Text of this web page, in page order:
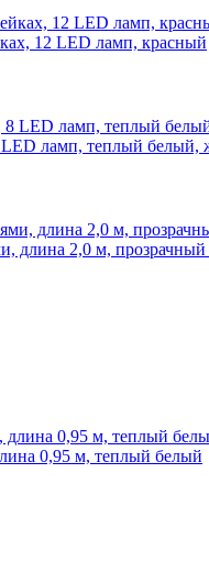
12 LED ламп, красный
LED ламп, теплый белый,
длина 2,0 м,
0,95 м, теплый белый